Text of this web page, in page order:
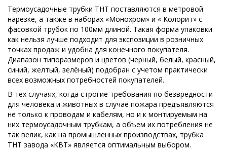
Термоусадочные трубки ТНТ поставляются в метровой
нарезке, а также в наборах «Монохром» и « Колорит» с
фасовкой трубок по 100мм длиной. Такая форма упаковки
как нельзя лучше подходит для экспозиции в розничных
точках продаж и удобна для конечного покупателя.
Диапазон типоразмеров и цветов (черный, белый, красный,
синий, желтый, зелёный) подобран с учетом практически
всех возможных потребностей покупателей.
В тех случаях, когда строгие требования по безвредности
для человека и животных в случае пожара предъявляются
не только к проводам и кабелям, но и к монтируемым на
них термоусадочным трубкам, а объем их потребления не
так велик, как на промышленных производствах, трубка
ТНТ завода «КВТ» является оптимальным выбором.